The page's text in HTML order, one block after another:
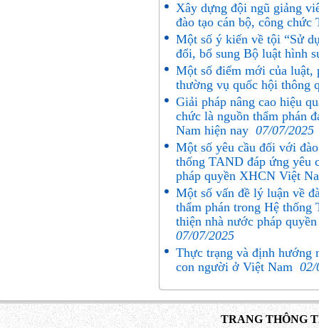
Xây dựng đội ngũ giảng
đào tạo cán bộ, công
Một số ý kiến về tội “Sử
đổi, bổ sung Bộ luật hình
Một số điểm mới của luật,
thường vụ quốc hội
Giải pháp nâng cao hiệu
chức là nguồn thẩm phán
Nam hiện nay 07/07/2025
Một số yêu cầu đối với
thống TAND đáp ứng yêu
pháp quyền XHCN Việt
Một số vấn đề lý luận về
thẩm phán trong Hệ thống
thiện nhà nước pháp
07/07/2025
Thực trạng và định hướng
con người ở Việt Nam 02/
TRANG THÔNG